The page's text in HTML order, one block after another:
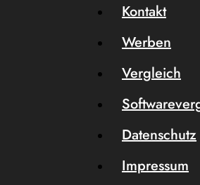
Kontakt
Werben
Vergleich
Datenschutz
Impressum